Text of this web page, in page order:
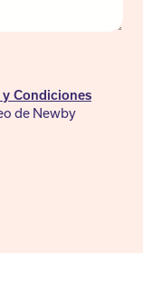
y Condiciones
de Newby